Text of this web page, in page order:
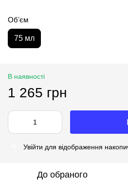
Обʼєм
75 мл
В наявності
1 265 грн
Увійти для відображення
До обраного